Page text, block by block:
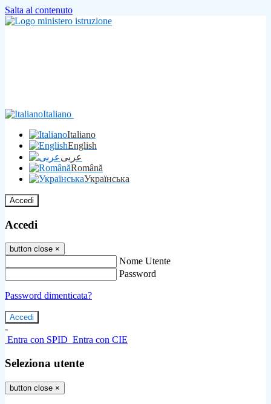
Salta al contenuto
Italiano
Italiano
English
عربى
Română
Українська
Accedi
Accedi
button close ×
Nome Utente
Password
Password dimenticata?
-
Entra con SPID Entra con CIE
Seleziona utente
button close ×